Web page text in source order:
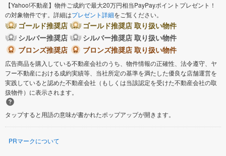
【Yahoo!不動産】物件ご成約で最大20万円相当PayPayポイントプレゼント！
の対象物件です。詳細はプレゼント詳細をご覧ください。
ゴールド推奨店
ゴールド推奨店 取り扱い物件
シルバー推奨店
シルバー推奨店 取り扱い物件
ブロンズ推奨店
ブロンズ推奨店 取り扱い物件
広告商品を購入している不動産会社のうち、物件情報の正確性、法令遵守、ヤ
フー不動産における成約実績等、当社所定の基準を満たした優良な店舗運営を
実践していると認めた不動産会社（もしくは当該認定を受けた不動産会社の取
扱物件）に表示されます。
タップすると用語の意味が書かれたポップアップが開きます。
PRマークについて